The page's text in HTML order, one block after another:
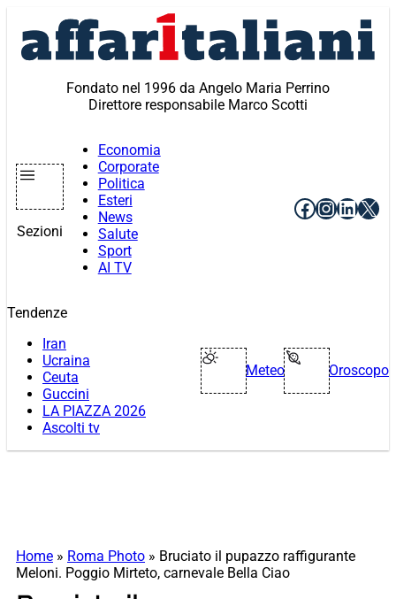
contenuto
Fondato nel 1996 da Angelo Maria Perrino
Direttore responsabile Marco Scotti
Sezioni
Economia
Corporate
Politica
Esteri
News
Salute
Sport
AI TV
Facebook
X
Tendenze
Iran
Ucraina
Ceuta
Guccini
LA PIAZZA 2026
Ascolti tv
Meteo Oroscopo
Home » Roma Photo » Bruciato il pupazzo raffigurante
Meloni. Poggio Mirteto, carnevale Bella Ciao